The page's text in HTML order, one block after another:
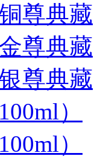
尊典藏
尊典藏
尊典藏
）
）